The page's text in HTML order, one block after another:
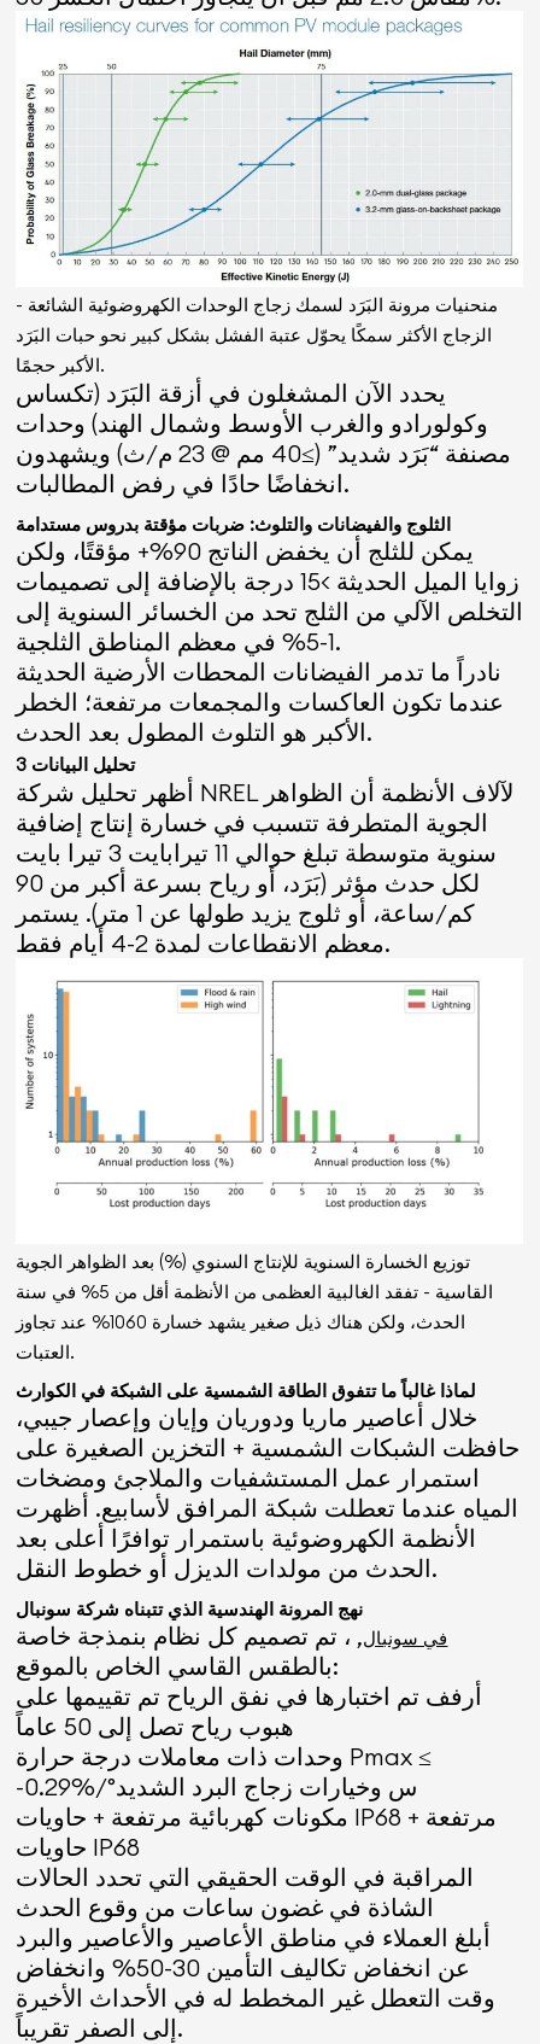
منحنيات مرونة البَرَد لسمك زجاج الوحدات الكهروضوئية الشائعة -
الزجاج الأكثر سمكًا يحوّل عتبة الفشل بشكل كبير نحو حبات البَرَد
الأكبر حجمًا.
يحدد الآن المشغلون في أزقة البَرَد (تكساس
وكولورادو والغرب الأوسط وشمال الهند) وحدات
مصنفة “بَرَد شديد” (≥40 مم @ 23 م/ث) ويشهدون
انخفاضًا حادًا في رفض المطالبات.
الثلوج والفيضانات والتلوث: ضربات مؤقتة بدروس مستدامة
يمكن للثلج أن يخفض الناتج 90%+ مؤقتًا، ولكن
زوايا الميل الحديثة >15 درجة بالإضافة إلى تصميمات
التخلص الآلي من الثلج تحد من الخسائر السنوية إلى
1-5% في معظم المناطق الثلجية.
نادراً ما تدمر الفيضانات المحطات الأرضية الحديثة
عندما تكون العاكسات والمجمعات مرتفعة؛ الخطر
الأكبر هو التلوث المطول بعد الحدث.
تحليل البيانات 3
أظهر تحليل شركة NREL لآلاف الأنظمة أن الظواهر
الجوية المتطرفة تتسبب في خسارة إنتاج إضافية
سنوية متوسطة تبلغ حوالي 11 تيرابايت 3 تيرا بايت
لكل حدث مؤثر (بَرَد، أو رياح بسرعة أكبر من 90
كم/ساعة، أو ثلوج يزيد طولها عن 1 متر). يستمر
معظم الانقطاعات لمدة 2-4 أيام فقط.
توزيع الخسارة السنوية للإنتاج السنوي (%) بعد الظواهر الجوية
القاسية - تفقد الغالبية العظمى من الأنظمة أقل من 5% في سنة
الحدث، ولكن هناك ذيل صغير يشهد خسارة 1060% عند تجاوز
العتبات.
لماذا غالباً ما تتفوق الطاقة الشمسية على الشبكة في الكوارث
خلال أعاصير ماريا ودوريان وإيان وإعصار جيبي،
حافظت الشبكات الشمسية + التخزين الصغيرة على
استمرار عمل المستشفيات والملاجئ ومضخات
المياه عندما تعطلت شبكة المرافق لأسابيع. أظهرت
الأنظمة الكهروضوئية باستمرار توافرًا أعلى بعد
الحدث من مولدات الديزل أو خطوط النقل.
نهج المرونة الهندسية الذي تتبناه شركة سونبال
في سونبال, ، تم تصميم كل نظام بنمذجة خاصة
بالطقس القاسي الخاص بالموقع:
أرفف تم اختبارها في نفق الرياح تم تقييمها على
هبوب رياح تصل إلى 50 عاماً
وحدات ذات معاملات درجة حرارة Pmax ≤
-0.29%/°س وخيارات زجاج البرد الشديد
مكونات كهربائية مرتفعة + حاويات IP68 مرتفعة +
حاويات IP68
المراقبة في الوقت الحقيقي التي تحدد الحالات
الشاذة في غضون ساعات من وقوع الحدث
أبلغ العملاء في مناطق الأعاصير والأعاصير والبرد
عن انخفاض تكاليف التأمين 30-50% وانخفاض
وقت التعطل غير المخطط له في الأحداث الأخيرة
إلى الصفر تقريباً.